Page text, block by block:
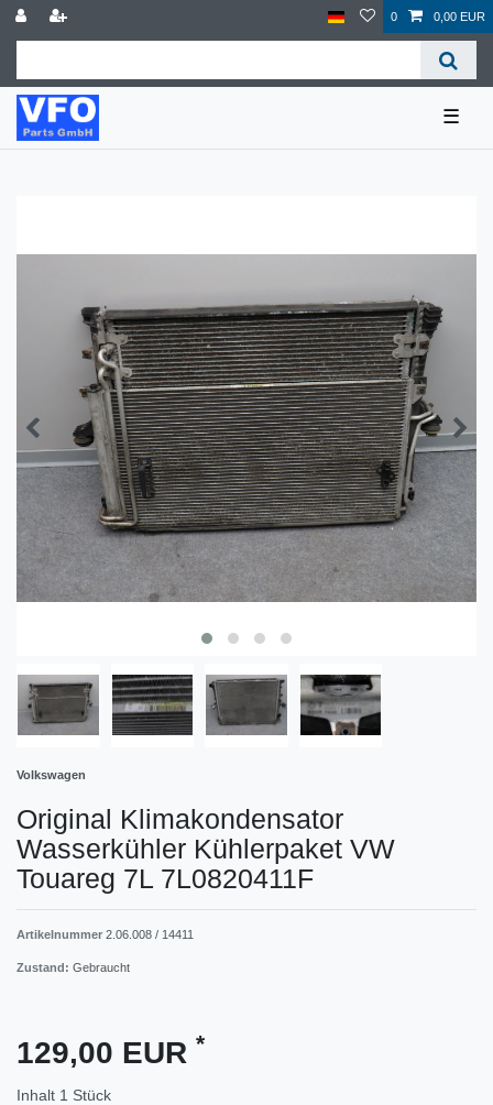
0 0,00 EUR
☰
Volkswagen
Original Klimakondensator
Wasserkühler Kühlerpaket VW
Touareg 7L 7L0820411F
Artikelnummer 2.06.008 / 14411
Zustand: Gebraucht
129,00 EUR *
Inhalt 1 Stück